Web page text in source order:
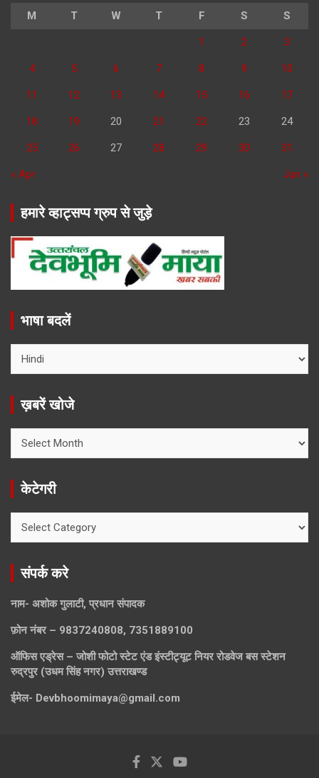
M T W T F S S
1 2 3
4 5 6 7 8 9 10
11 12 13 14 15 16 17
18 19 20 21 22 23 24
25 26 27 28 29 30 31
« Apr Jun »
हमारे व्हाट्सप्प ग्रुप से जुड़े
भाषा बदलें
ख़बरें खोजे
खोजे
केटेगरी
संपर्क करे
नाम- अशोक गुलाटी, प्रधान संपादक
फ़ोन नंबर – 9837240808, 7351889100
ऑफिस एड्रेस – जोशी फोटो स्टेट एंड इंस्टीट्यूट नियर रोडवेज बस स्टेशन
रुद्रपुर (उधम सिंह नगर) उत्तराखण्ड
ईमेल- Devbhoomimaya@gmail.com